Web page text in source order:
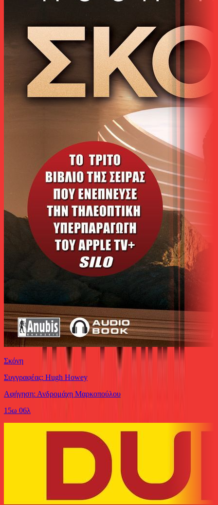
Σκόνη
Συγγραφέας: Hugh Howey
Αφήγηση: Ανδρομάχη Μαρκοπούλου
15ω 06λ